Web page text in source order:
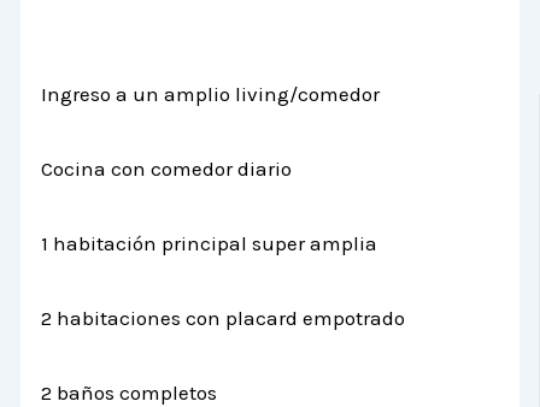
Ingreso a un amplio living/comedor
Cocina con comedor diario
1 habitación principal super amplia
2 habitaciones con placard empotrado
2 baños completos